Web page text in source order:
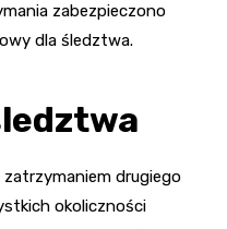
zabezpieczono
dla śledztwa.
drugiego
okoliczności